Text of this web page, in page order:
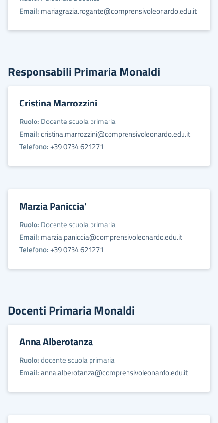
Email: mariagrazia.rogante@comprensivoleonardo.edu.it
Responsabili Primaria Monaldi
Cristina Marrozzini
Ruolo: Docente scuola primaria
Email:cristina.marrozzini@comprensivoleonardo.edu.it
Telefono:+39 0734 621271
Marzia Paniccia'
Ruolo: Docente scuola primaria
Email: marzia.paniccia@comprensivoleonardo.edu.it
Telefono:+39 0734 621271
Docenti Primaria Monaldi
Anna Alberotanza
Ruolo:docente scuola primaria
Email:anna.alberotanza@comprensivoleonardo.edu.it